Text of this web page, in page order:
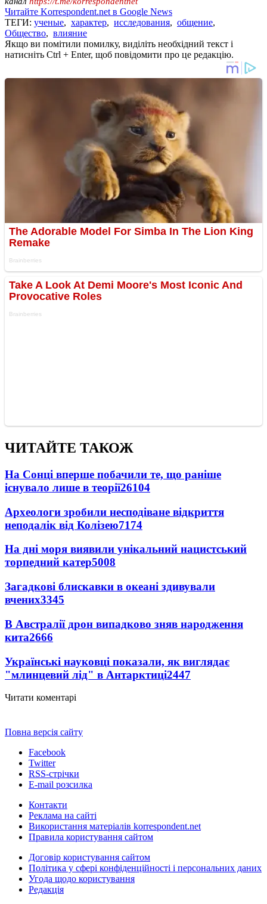
Читайте Korrespondent.net в Google News
ТЕГИ: ученые, характер, исследования, общение,
Общество, влияние
Якщо ви помітили помилку, виділіть необхідний текст і
натисніть Ctrl + Enter, щоб повідомити про це редакцію.
ЧИТАЙТЕ ТАКОЖ
На Сонці вперше побачили те, що раніше
існувало лише в теорії26104
Археологи зробили несподіване відкриття
неподалік від Колізею7174
На дні моря виявили унікальний нацистський
торпедний катер5008
Загадкові блискавки в океані здивували
вчених3345
В Австралії дрон випадково зняв народження
кита2666
Українські науковці показали, як виглядає
"млинцевий лід" в Антарктиці2447
Читати коментарі
Повна версія сайту
Facebook
Twitter
RSS-стрічки
E-mail розсилка
Контакти
Реклама на сайті
Використання матеріалів korrespondent.net
Правила користування сайтом
Договір користування сайтом
Політика у сфері конфіденційності і персональних даних
Угода щодо користування
Редакція